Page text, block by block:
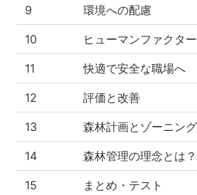
9 環境への配慮
10 ヒューマンファクター
11 快適で安全な職場へ
12 評価と改善
13 森林計画とゾーニング
14 森林管理の理念とは？
15 まとめ・テスト